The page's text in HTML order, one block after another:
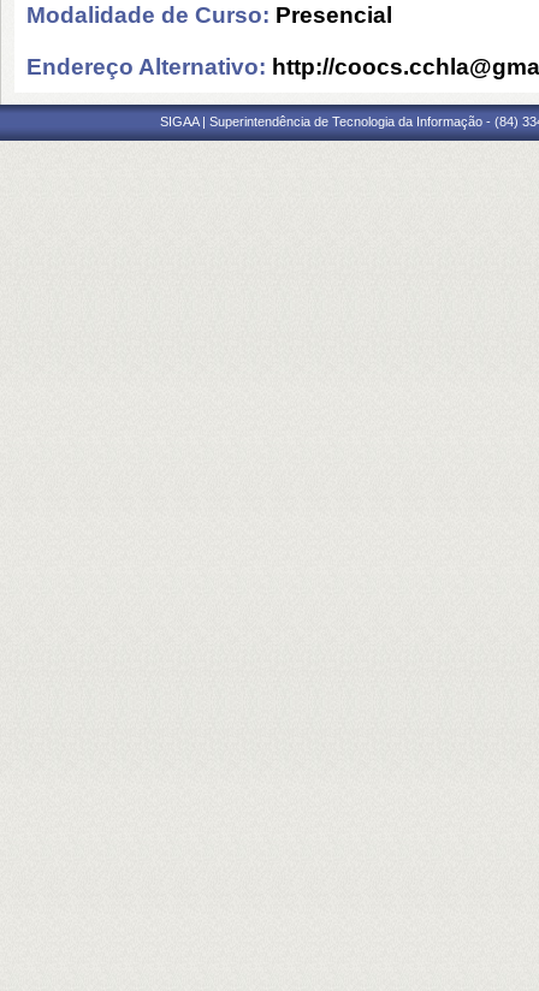
Modalidade de Curso: Presencial
Endereço Alternativo: http://
SIGAA | Superintendência de Tecnologia da Informação - (84)